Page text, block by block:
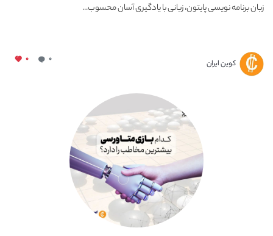
زبان برنامه نویسی پایتون، زبانی با یادگیری آسان محسوب...
کوین ایران ۰ ۰